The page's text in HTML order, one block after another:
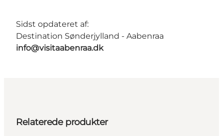
Sidst opdateret af:
Destination Sønderjylland - Aabenraa
info@visitaabenraa.dk
Relaterede produkter